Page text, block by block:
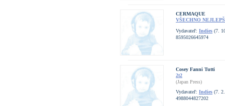
CERMAQUE
VŠECHNO
Vydavateľ: Indies (7.
8595026645974
Cosey Fanni Tutti
2t2
(Japan Press)
Vydavateľ: Indies (7.
4988044827202